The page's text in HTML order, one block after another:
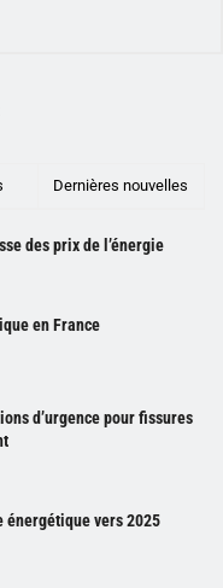
Dernières nouvelles
des prix de l’énergie
en France
d’urgence pour fissures
vers 2025